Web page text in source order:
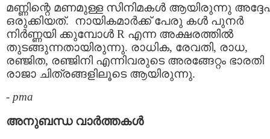
മണ്ണിന്റെ മണമുള്ള സിനിമകൾ ആയിരുന്നു
ഒരുക്കിയത്. നായികമാർക്ക് പേരു കൾ പുനർ
നിർണ്ണയി ക്കുമ്പോൾ R എന്ന അക്ഷരത്തിൽ
തുടങ്ങുന്നതായിരുന്നു. രാധിക, രേവതി, രാധ,
രഞ്ജിത, രഞ്ജിനി എന്നിവരുടെ അരങ്ങേറ്റം ഭാരതി
രാജാ ചിത്രങ്ങളിലൂടെ ആയിരുന്നു.
- pma
അനുബന്ധ വാര്‍ത്തകള്‍